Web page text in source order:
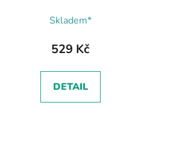
Skladem*
529 Kč
DETAIL